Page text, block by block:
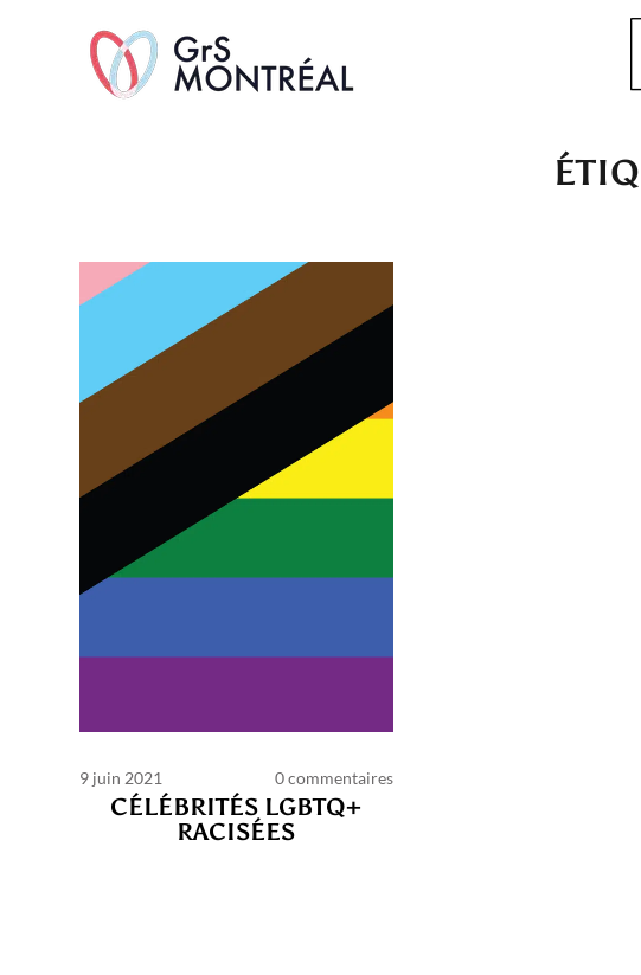
9 juin 2021 0 commentaires
CÉLÉBRITÉS LGBTQ+
RACISÉES